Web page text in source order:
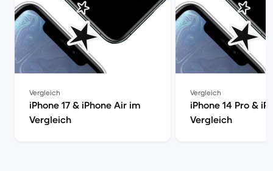
Vergleich
iPhone 17 & iPhone Air im
Vergleich
Vergleich
iPhone 14 Pro &
Vergleich